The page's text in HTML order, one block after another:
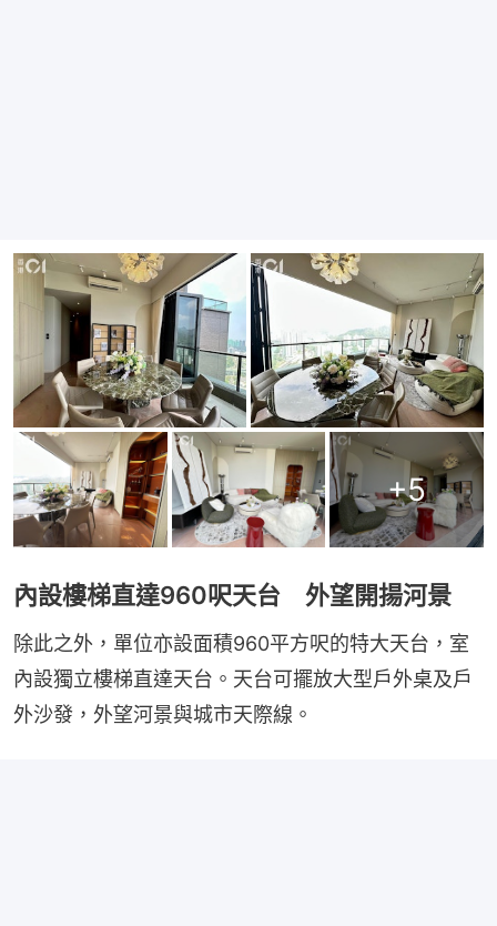
+5
內設樓梯直達960呎天台 外望開揚河景
除此之外，單位亦設面積960平方呎的特大天台，室
內設獨立樓梯直達天台。天台可擺放大型戶外桌及戶
外沙發，外望河景與城市天際線。